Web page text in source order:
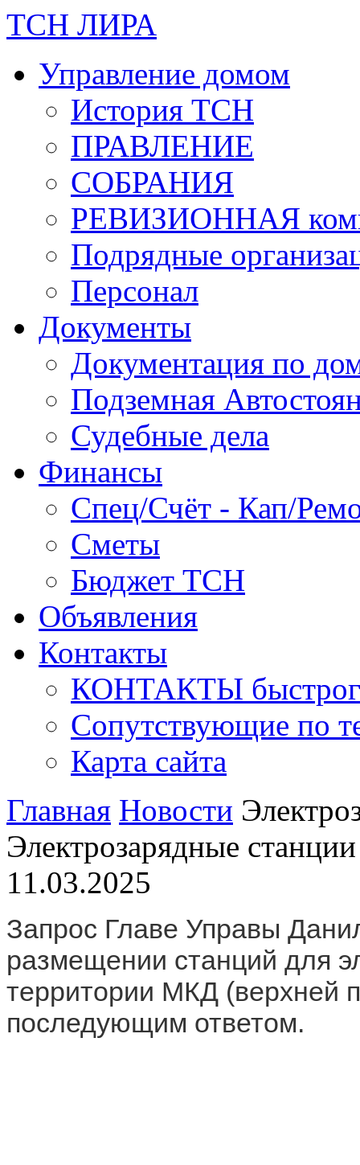
ТСН ЛИРА
Управление домом
История ТСН
ПРАВЛЕНИЕ
СОБРАНИЯ
РЕВИЗИОННАЯ
Подрядные
Персонал
Документы
Документация по
Подземная
Судебные дела
Финансы
Спец/Счёт - Кап/
Сметы
Бюджет ТСН
Объявления
Контакты
КОНТАКТЫ
Сопутствующие по
Карта сайта
Главная Новости
Электрозарядные станции
11.03.2025
Запрос Главе Управы
размещении станций для
территории МКД (верхней
последующим ответом.